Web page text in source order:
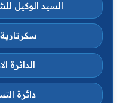
السيد الوكيل
الدائرة
دائرة